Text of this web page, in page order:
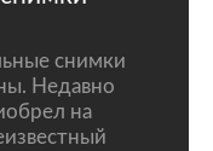
снимки
Недавно
на